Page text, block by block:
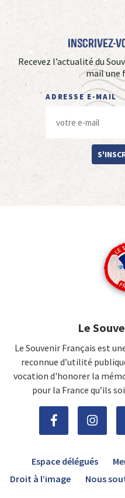
Inscrivez-
Recevez l’actualité du
mail une
ADRESSE E-MAIL
Le
Le Souvenir Français est
reconnue d’utilité
vocation d'honorer la
pour la France qu’ils
Espace délégués
Droit à l’image
Nous